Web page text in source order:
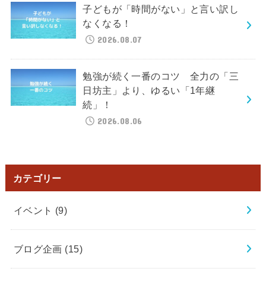
子どもが「時間がない」と言い訳し
なくなる！
2026.08.07
勉強が続く一番のコツ 全力の「三
日坊主」より、ゆるい「1年継
続」！
2026.08.06
カテゴリー
イベント (9)
ブログ企画 (15)